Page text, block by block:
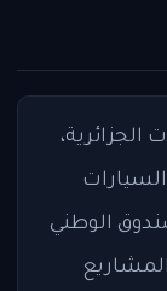
الجزائرية،
الوطني